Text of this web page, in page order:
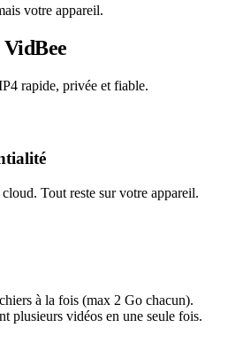
votre appareil.
rapide, privée et fiable.
Tout reste sur votre appareil.
à la fois (max 2 Go chacun).
plusieurs vidéos en une seule fois.